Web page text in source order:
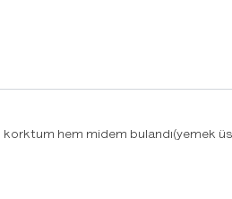
hem midem bulandı(yemek